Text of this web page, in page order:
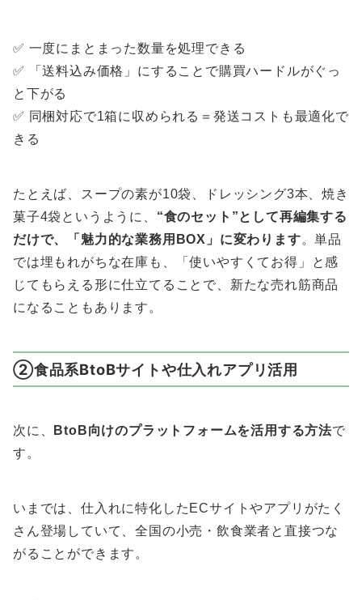
✅ 一度にまとまった数量を処理できる
✅ 「送料込み価格」にすることで購買ハードルがぐっ
と下がる
✅ 同梱対応で1箱に収められる＝発送コストも最適化で
きる
たとえば、スープの素が10袋、ドレッシング3本、焼き
菓子4袋というように、 “食のセット”として再編集する
だけで、「魅力的な業務用BOX」に変わります。単品
では埋もれがちな在庫も、「使いやすくてお得」と感
じてもらえる形に仕立てることで、新たな売れ筋商品
になることもあります。
②食品系BtoBサイトや仕入れアプリ活用
次に、 BtoB向けのプラットフォームを活用する方法で
す。
いまでは、仕入れに特化したECサイトやアプリがたく
さん登場していて、全国の小売・飲食業者と直接つな
がることができます。